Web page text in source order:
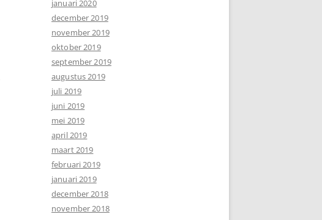
januari 2020
december 2019
november 2019
oktober 2019
september 2019
augustus 2019
juli 2019
juni 2019
mei 2019
april 2019
maart 2019
februari 2019
januari 2019
december 2018
november 2018